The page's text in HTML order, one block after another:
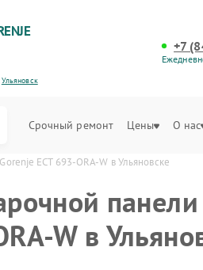
Ульяновск
+7
Срочный ремонт Цены О нас
ECT 693-ORA-W в Ульяновске
W в